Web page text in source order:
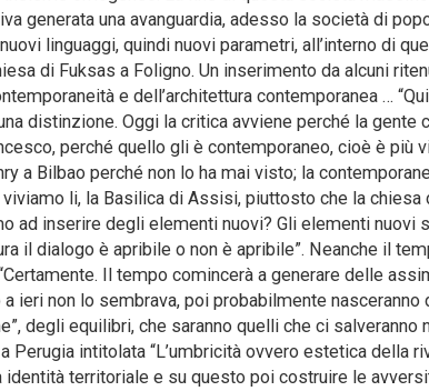
generata una avanguardia, adesso la società di
linguaggi, quindi nuovi parametri, all’interno di
di Fuksas a Foligno. Un inserimento da alcuni
e dell’architettura contemporanea …
distinzione. Oggi la critica avviene perché la gente
perché quello gli è contemporaneo, cioè è più
a Bilbao perché non lo ha mai visto; la
li, la Basilica di Assisi, piuttosto che la chiesa
ad inserire degli elementi nuovi? Gli elementi nuovi
il dialogo è apribile o non è apribile”. Neanche il
Il tempo comincerà a generare delle
ieri non lo sembrava, poi probabilmente nasceranno
degli equilibri, che saranno quelli che ci salveranno
Perugia intitolata “L’umbricità ovvero estetica della
identità territoriale e su questo poi costruire le